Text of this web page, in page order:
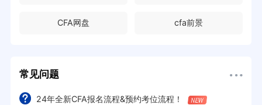
CFA网盘 cfa前景
常见问题
24年全新CFA报名流程&预约考位流程！